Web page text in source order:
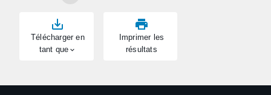
Télécharger en
tant que
Imprimer les
résultats